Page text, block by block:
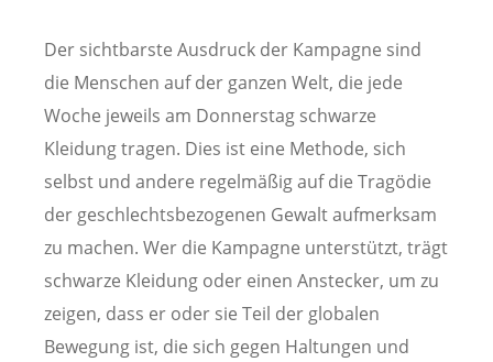
Der sichtbarste Ausdruck der Kampagne sind
die Menschen auf der ganzen Welt, die jede
Woche jeweils am Donnerstag schwarze
Kleidung tragen. Dies ist eine Methode, sich
selbst und andere regelmäßig auf die Tragödie
der geschlechtsbezogenen Gewalt aufmerksam
zu machen. Wer die Kampagne unterstützt, trägt
schwarze Kleidung oder einen Anstecker, um zu
zeigen, dass er oder sie Teil der globalen
Bewegung ist, die sich gegen Haltungen und